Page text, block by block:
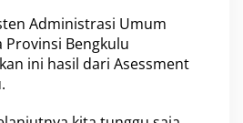
Administrasi Umum
Provinsi Bengkulu
ini hasil dari Asessment